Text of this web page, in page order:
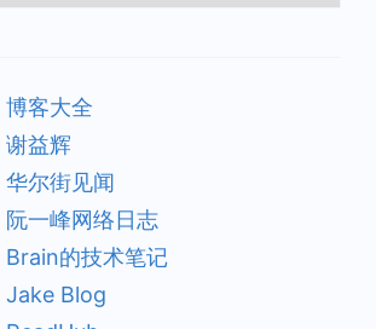
博客大全
谢益辉
华尔街见闻
阮一峰网络日志
Brain的技术笔记
Jake Blog